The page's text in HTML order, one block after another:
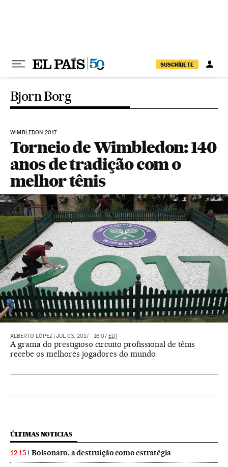
SUSCRÍBETE
Bjorn Borg
WIMBLEDON 2017
Torneio de Wimbledon: 140
anos de tradição com o
melhor tênis
ALBERTO LÓPEZ JUL 03, 2017 - 16:07 EDT
A grama do prestigioso circuito profissional de tênis
recebe os melhores jogadores do mundo
ÚLTIMAS NOTICIAS
12:15 Bolsonaro, a destruição como estratégia